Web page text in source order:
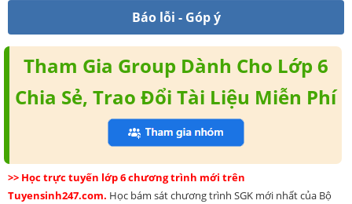
Báo lỗi - Góp ý
Tham Gia Group Dành Cho Lớp 6
Chia Sẻ, Trao Đổi Tài Liệu Miễn Phí
>> Học trực tuyến lớp 6 chương trình mới trên
Tuyensinh247.com. Học bám sát chương trình SGK mới nhất của Bộ